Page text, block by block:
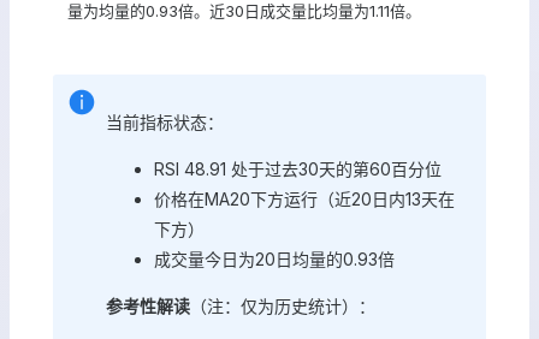
量为均量的0.93倍。近30日成交量比均量为1.11倍。
当前指标状态：
RSI 48.91 处于过去30天的第60百分位
价格在MA20下方运行（近20日内13天在
下方）
成交量今日为20日均量的0.93倍
参考性解读 （注：仅为历史统计）：